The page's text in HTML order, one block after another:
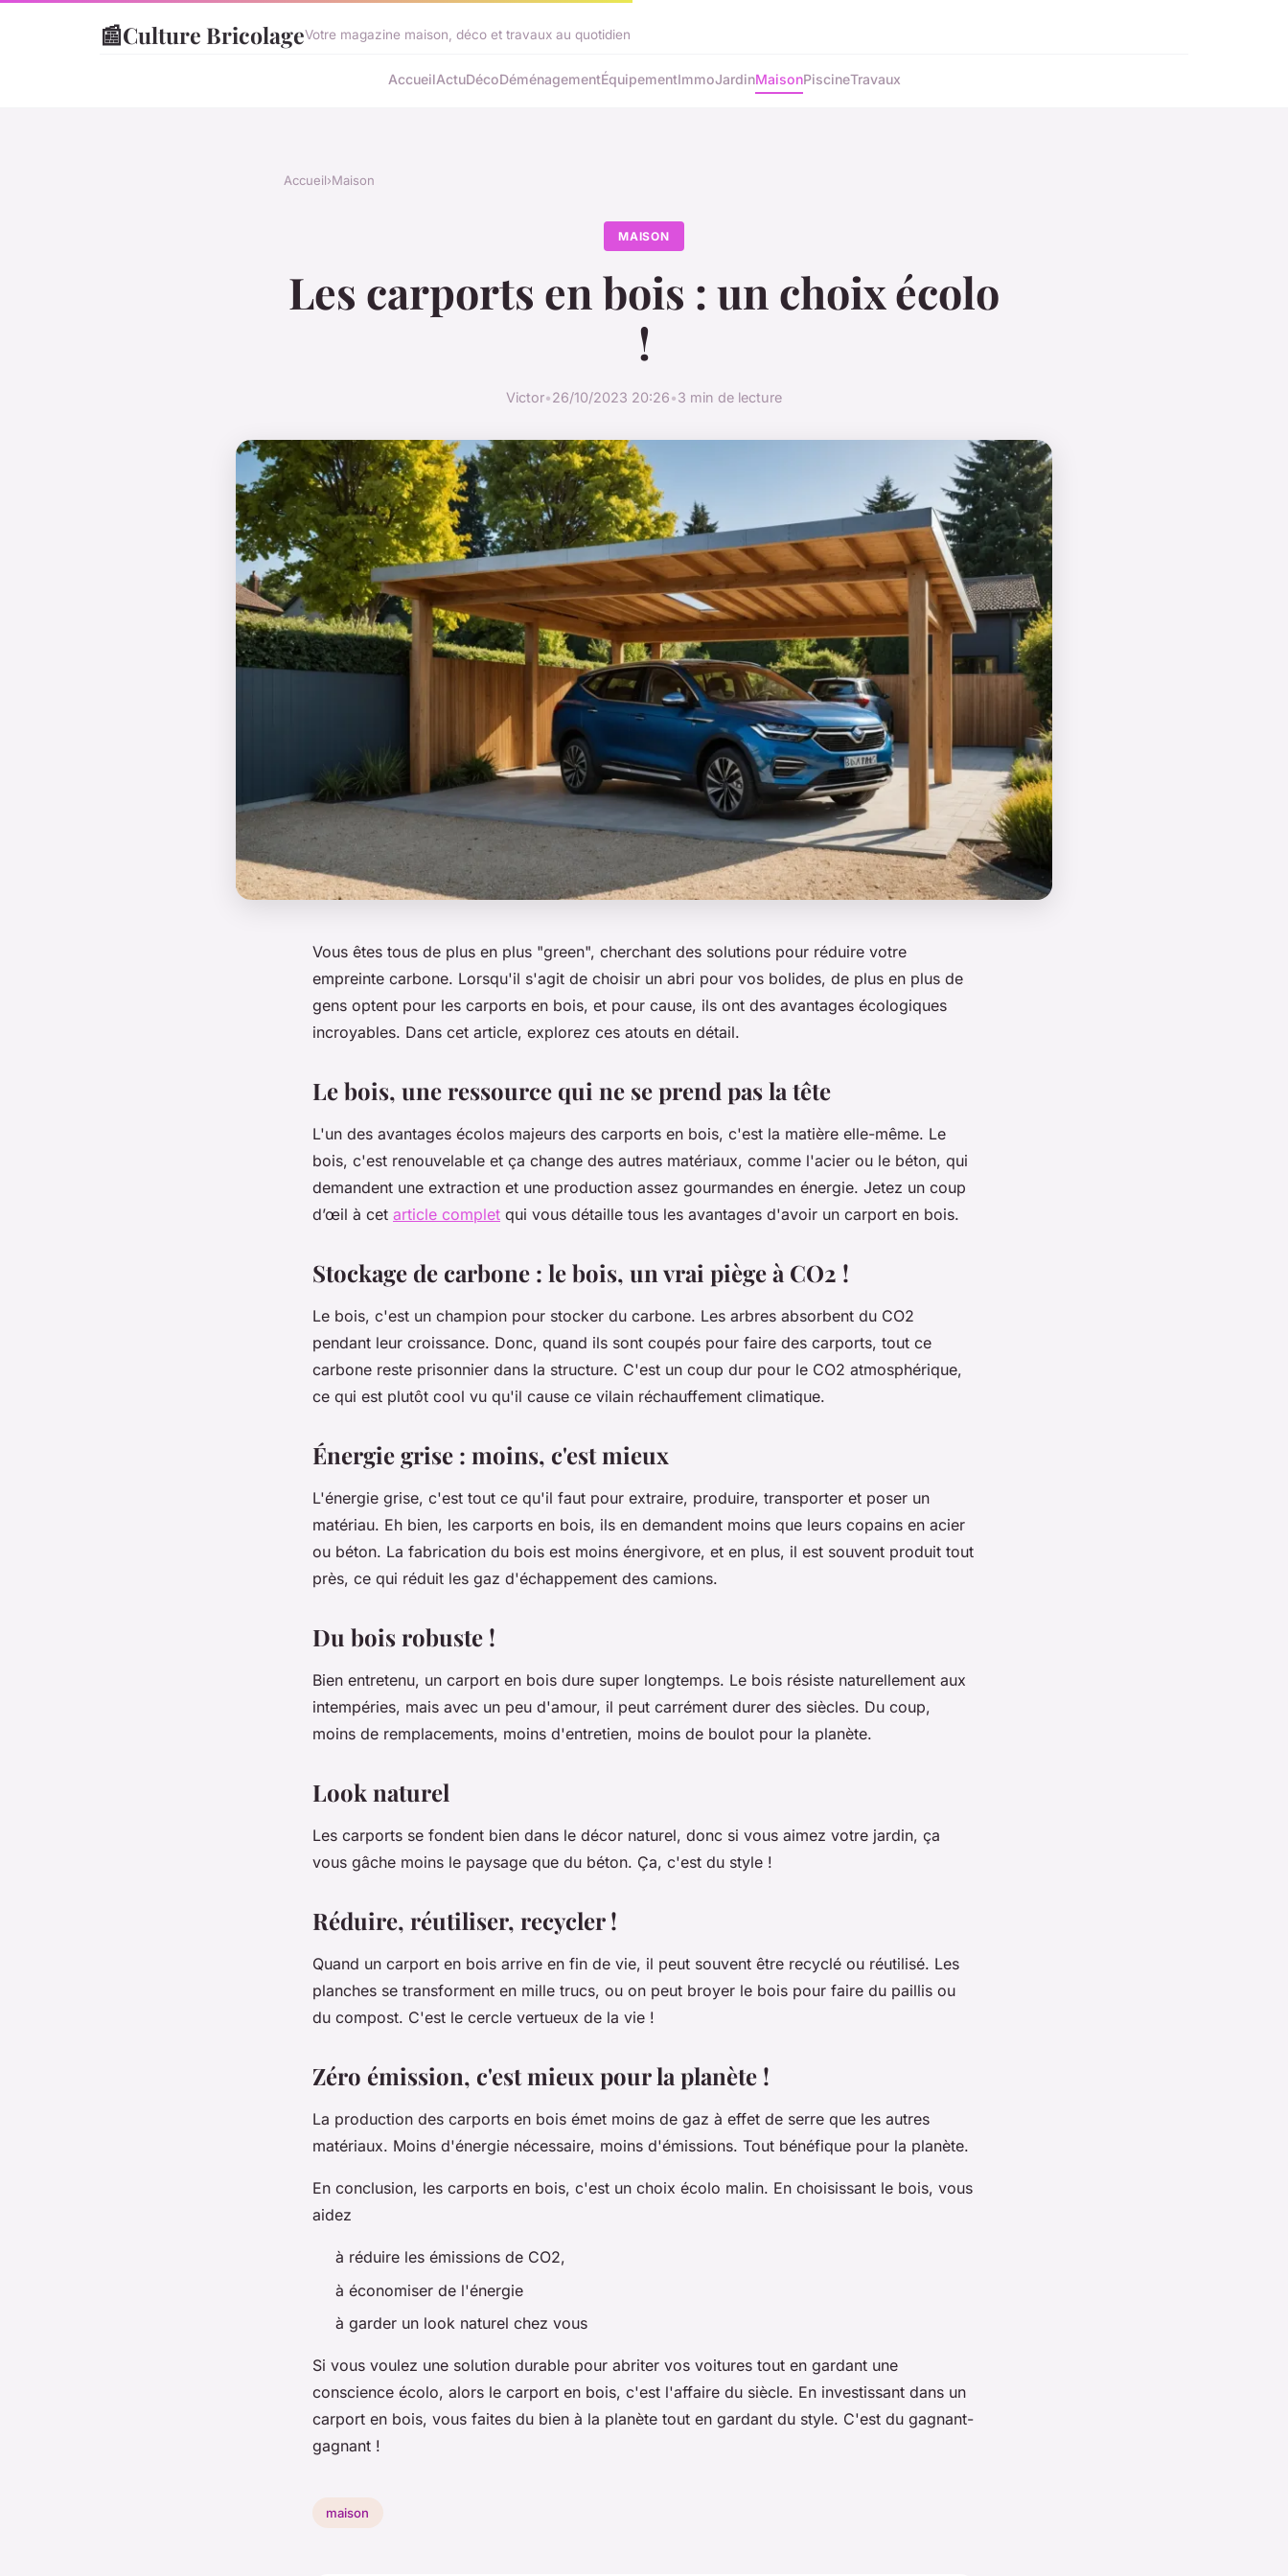
📰Culture BricolageVotre magazine maison, déco et travaux au quotidien
AccueilActuDécoDéménagementÉquipementImmoJardinMaisonPiscineTravaux
Accueil›Maison
MAISON
Les carports en bois : un choix écolo
!
Victor•26/10/2023 20:26•3 min de lecture
Vous êtes tous de plus en plus "green", cherchant des solutions pour réduire votre
empreinte carbone. Lorsqu'il s'agit de choisir un abri pour vos bolides, de plus en plus de
gens optent pour les carports en bois, et pour cause, ils ont des avantages écologiques
incroyables. Dans cet article, explorez ces atouts en détail.
Le bois, une ressource qui ne se prend pas la tête
L'un des avantages écolos majeurs des carports en bois, c'est la matière elle-même. Le
bois, c'est renouvelable et ça change des autres matériaux, comme l'acier ou le béton, qui
demandent une extraction et une production assez gourmandes en énergie. Jetez un coup
d’œil à cet article complet qui vous détaille tous les avantages d'avoir un carport en bois.
Stockage de carbone : le bois, un vrai piège à CO2 !
Le bois, c'est un champion pour stocker du carbone. Les arbres absorbent du CO2
pendant leur croissance. Donc, quand ils sont coupés pour faire des carports, tout ce
carbone reste prisonnier dans la structure. C'est un coup dur pour le CO2 atmosphérique,
ce qui est plutôt cool vu qu'il cause ce vilain réchauffement climatique.
Énergie grise : moins, c'est mieux
L'énergie grise, c'est tout ce qu'il faut pour extraire, produire, transporter et poser un
matériau. Eh bien, les carports en bois, ils en demandent moins que leurs copains en acier
ou béton. La fabrication du bois est moins énergivore, et en plus, il est souvent produit tout
près, ce qui réduit les gaz d'échappement des camions.
Du bois robuste !
Bien entretenu, un carport en bois dure super longtemps. Le bois résiste naturellement aux
intempéries, mais avec un peu d'amour, il peut carrément durer des siècles. Du coup,
moins de remplacements, moins d'entretien, moins de boulot pour la planète.
Look naturel
Les carports se fondent bien dans le décor naturel, donc si vous aimez votre jardin, ça
vous gâche moins le paysage que du béton. Ça, c'est du style !
Réduire, réutiliser, recycler !
Quand un carport en bois arrive en fin de vie, il peut souvent être recyclé ou réutilisé. Les
planches se transforment en mille trucs, ou on peut broyer le bois pour faire du paillis ou
du compost. C'est le cercle vertueux de la vie !
Zéro émission, c'est mieux pour la planète !
La production des carports en bois émet moins de gaz à effet de serre que les autres
matériaux. Moins d'énergie nécessaire, moins d'émissions. Tout bénéfique pour la planète.
En conclusion, les carports en bois, c'est un choix écolo malin. En choisissant le bois, vous
aidez
à réduire les émissions de CO2,
à économiser de l'énergie
à garder un look naturel chez vous
Si vous voulez une solution durable pour abriter vos voitures tout en gardant une
conscience écolo, alors le carport en bois, c'est l'affaire du siècle. En investissant dans un
carport en bois, vous faites du bien à la planète tout en gardant du style. C'est du gagnant-
gagnant !
maison